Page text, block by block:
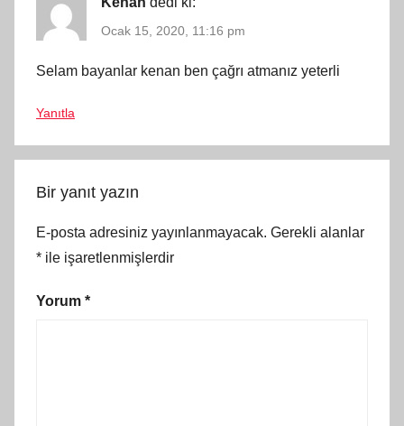
Ocak 15, 2020, 11:16 pm
Selam bayanlar kenan ben çağrı atmanız yeterli
Yanıtla
Bir yanıt yazın
E-posta adresiniz yayınlanmayacak. Gerekli alanlar
* ile işaretlenmişlerdir
Yorum *